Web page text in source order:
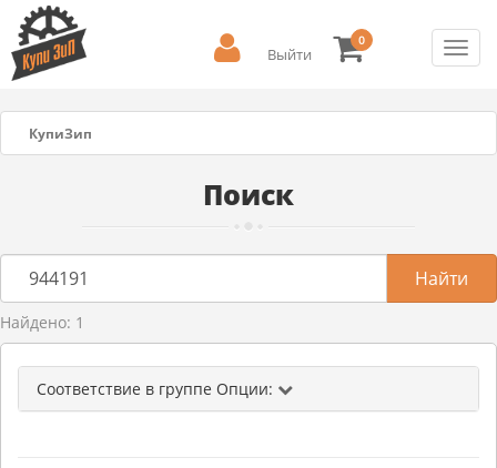
Выйти
0
КупиЗип
Поиск
Найдено: 1
Соответствие в группе Опции: